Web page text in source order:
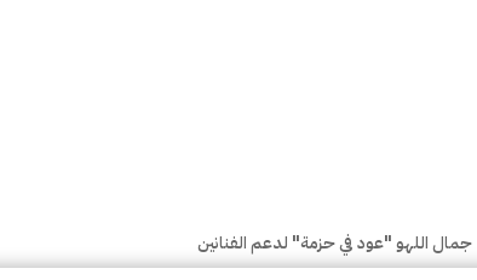
جمال اللهو "عود في حزمة" لدعم الفنانين